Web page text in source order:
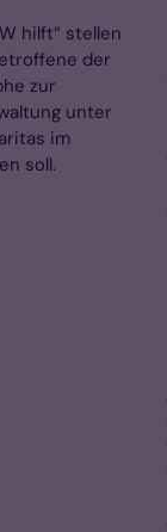
hilft“ stellen
der
zur
unter
im
soll.